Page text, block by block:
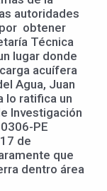
autoridades
obtener
Técnica
lugar donde
acuífera
Agua, Juan
lo ratifica un
Investigación
PE
de
que
dentro área